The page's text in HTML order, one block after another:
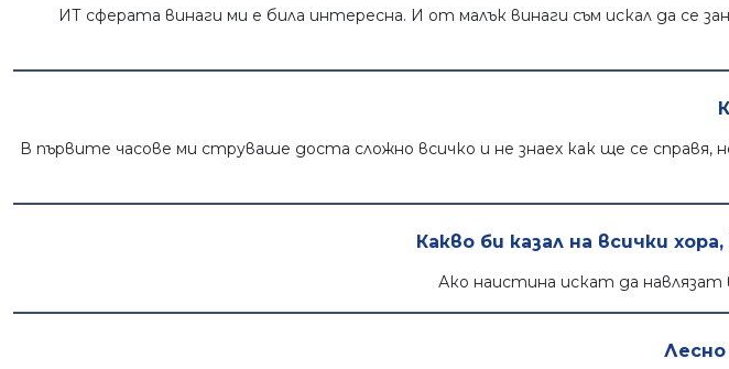
ИТ сферата винаги ми е била интересна. И от малък винаги съм искал да се
В първите часове ми струваше доста сложно всичко и не знаех как ще се
Какво би казал на всички
Ако наистина искат да навлязат